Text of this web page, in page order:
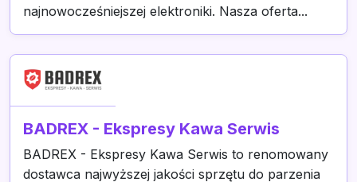
najnowocześniejszej elektroniki. Nasza oferta...
BADREX - Ekspresy Kawa Serwis
BADREX - Ekspresy Kawa Serwis to renomowany
dostawca najwyższej jakości sprzętu do parzenia